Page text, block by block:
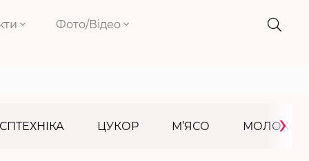
Фото/Відео
ЦУКОР М’ЯСО МОЛОКО
›